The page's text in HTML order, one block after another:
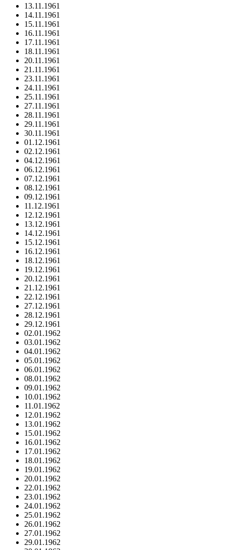
13.11.1961
14.11.1961
15.11.1961
16.11.1961
17.11.1961
18.11.1961
20.11.1961
21.11.1961
23.11.1961
24.11.1961
25.11.1961
27.11.1961
28.11.1961
29.11.1961
30.11.1961
01.12.1961
02.12.1961
04.12.1961
06.12.1961
07.12.1961
08.12.1961
09.12.1961
11.12.1961
12.12.1961
13.12.1961
14.12.1961
15.12.1961
16.12.1961
18.12.1961
19.12.1961
20.12.1961
21.12.1961
22.12.1961
27.12.1961
28.12.1961
29.12.1961
02.01.1962
03.01.1962
04.01.1962
05.01.1962
06.01.1962
08.01.1962
09.01.1962
10.01.1962
11.01.1962
12.01.1962
13.01.1962
15.01.1962
16.01.1962
17.01.1962
18.01.1962
19.01.1962
20.01.1962
22.01.1962
23.01.1962
24.01.1962
25.01.1962
26.01.1962
27.01.1962
29.01.1962